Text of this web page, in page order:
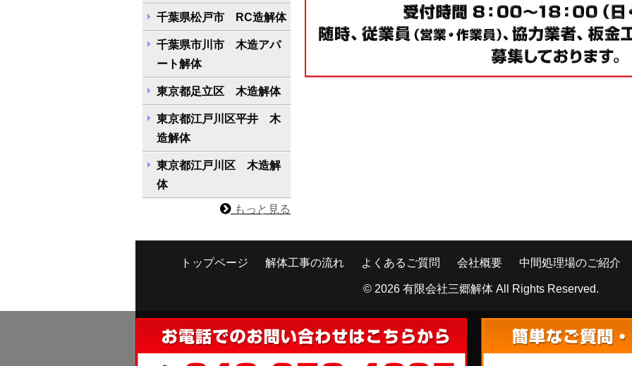
千葉県松戸市 RC造解体
千葉県市川市 木造アパ
ート解体
東京都足立区 木造解体
東京都江戸川区平井 木
造解体
東京都江戸川区 木造解
体
もっと見る
トップページ 解体工事の流れ よくあるご質問 会社概要 中間処理場のご紹介
© 2026 有限会社三郷解体 All Rights Reserved.